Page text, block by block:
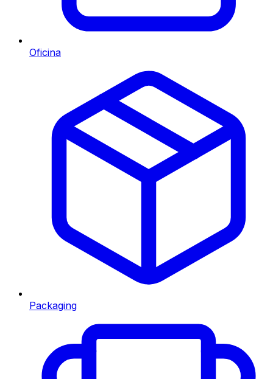
Oficina
Packaging